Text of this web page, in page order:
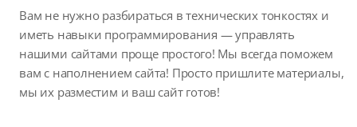
Вам не нужно разбираться в технических тонкостях и
иметь навыки программирования — управлять
нашими сайтами проще простого! Мы всегда поможем
вам с наполнением сайта! Просто пришлите материалы,
мы их разместим и ваш сайт готов!